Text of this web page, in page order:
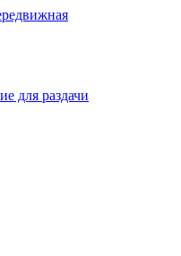
для раздачи